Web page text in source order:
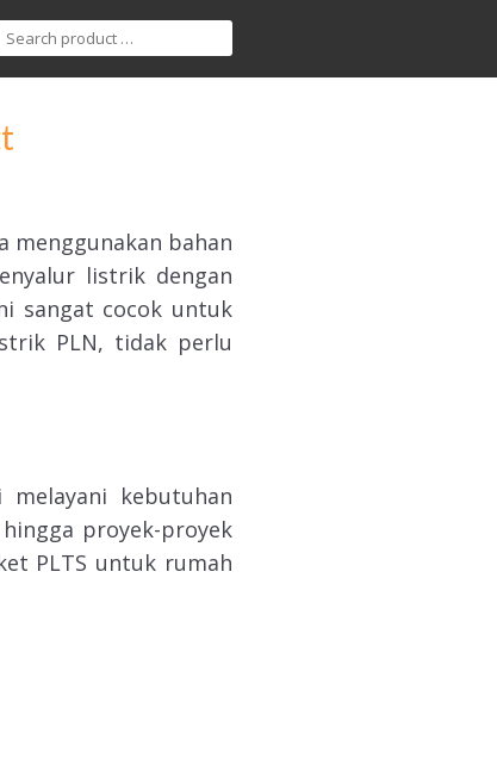
bahan
listrik dengan
sangat cocok untuk
PLN, tidak perlu
kebutuhan
proyek-proyek
PLTS untuk rumah